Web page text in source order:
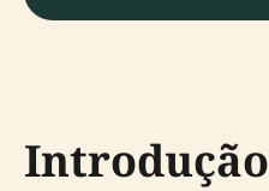
Introdução